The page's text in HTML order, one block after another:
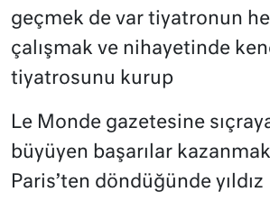
geçmek de var tiyatronun
çalışmak ve nihayetinde
tiyatrosunu kurup
Le Monde gazetesine
büyüyen başarılar
Paris’ten döndüğünde yıldız